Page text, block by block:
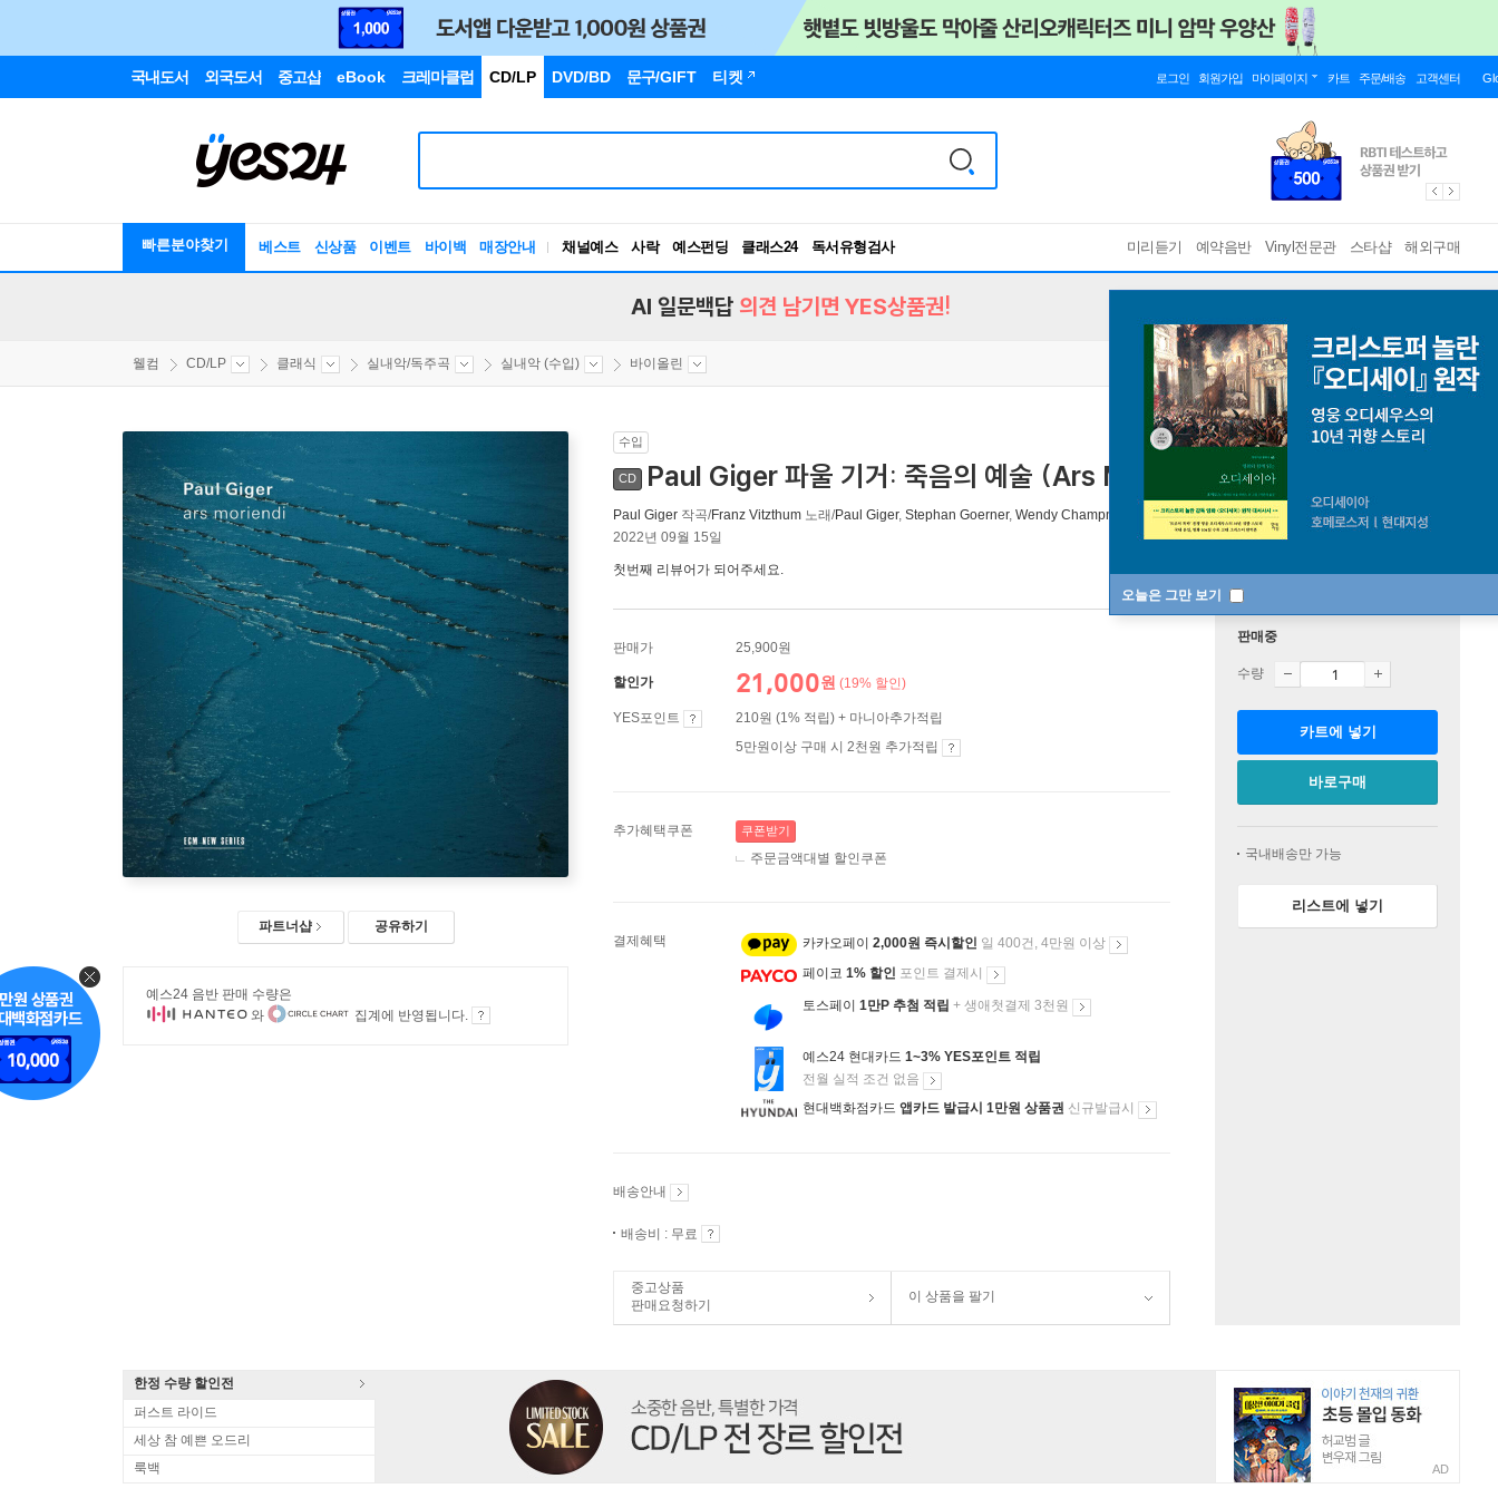
국내도서 외국도서 중고샵 eBook 크레마클럽 CD/LP DVD/BD 문구/GIFT 티켓 로그인 회원가입 마이페이지 카트 주문/배송 고객센터
빠른분야찾기 베스트 신상품 이벤트 바이백 매장안내 채널예스 사락 예스펀딩 클래스24
독서유형검사
RBTI Lab
미리듣기 예약음반 Vinyl전문관 스타샵 해외구매
오늘은 그만 보기
AI 일문백답 의견 남기면 YES상품권!
웰컴 CD/LP 클래식 실내악/독주곡 실내악 (수입) 바이올린
파트너샵 공유하기
예스24 음반 판매 수량은
와
집계에 반영됩니다.
수입
CD Paul Giger 파울 기거: 죽음의 예술 (Ars Moriendi)
Paul Giger 작곡/Franz Vitzthum 노래/Paul Giger, Stephan Goerner, Wendy Champney 연주 외 3명 ECM/ ECM New series
2022년 09월 15일
첫번째 리뷰어가 되어주세요.
판매가 25,900원
할인가 21,000원 (19% 할인)
YES포인트
210원 (1% 적립) + 마니아추가적립
5만원이상 구매 시 2천원 추가적립
추가혜택쿠폰 쿠폰받기
주문금액대별 할인쿠폰
결제혜택 카카오페이 2,000원 즉시할인 일 400건, 4만원 이상
페이코 1% 할인 포인트 결제시
토스페이 1만P 추첨 적립 + 생애첫결제 3천원
예스24 현대카드 1~3% YES포인트 적립
전월 실적 조건 없음
현대백화점카드 앱카드 발급시 1만원 상품권 신규발급시
배송안내
배송비 : 무료
중고상품
판매요청하기
이 상품을 팔기
판매중
수량
카트에 넣기
바로구매
국내배송만 가능
리스트에 넣기
한정 수량 할인전
퍼스트 라이드
세상 참 예쁜 오드리
룩백
AD